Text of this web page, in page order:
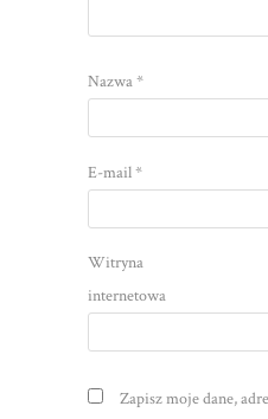
Nazwa*
E-mail*
Witryna
internetowa
Zapisz moje dane,